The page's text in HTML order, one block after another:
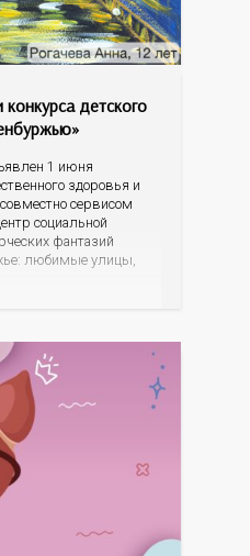
детского
1 июня
здоровья и
сервисом
социальной
фантазий
любимые улицы,